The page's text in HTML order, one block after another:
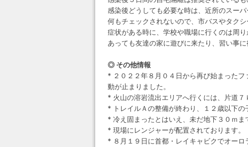
感染後どうしても必要な時は、近所のスー
何もチェックされないので、市バスやタク
症状がある時に、学校や職場に行くのは周
あっても友達の家に遊びに来たり、習い事
◎ その他情報
* ２０２２年８月０４日から再び始まった
動が止まりました。
* 火山の溶岩流出エリアへ行くには、片道
* トレイルＡの整備が終わり、１２歳以下の
* 冷え固まったとはいえ、未だ地下３０ｍま
* 現場にレンジャーが配置されております。
* ８月１９日に首都・レイキャビクでオーロ